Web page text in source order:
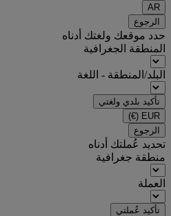
AR
الرجوع
حدد موقعك ولغتك أدناه
المنطقة الجغرافية
البلد/المنطقة - اللغة
تأكيد بلدي ولغتي
EUR
(€)
الرجوع
تحديد عُملتك أدناه
منطقة جغرافية
العملة
تأكيد عُملتي